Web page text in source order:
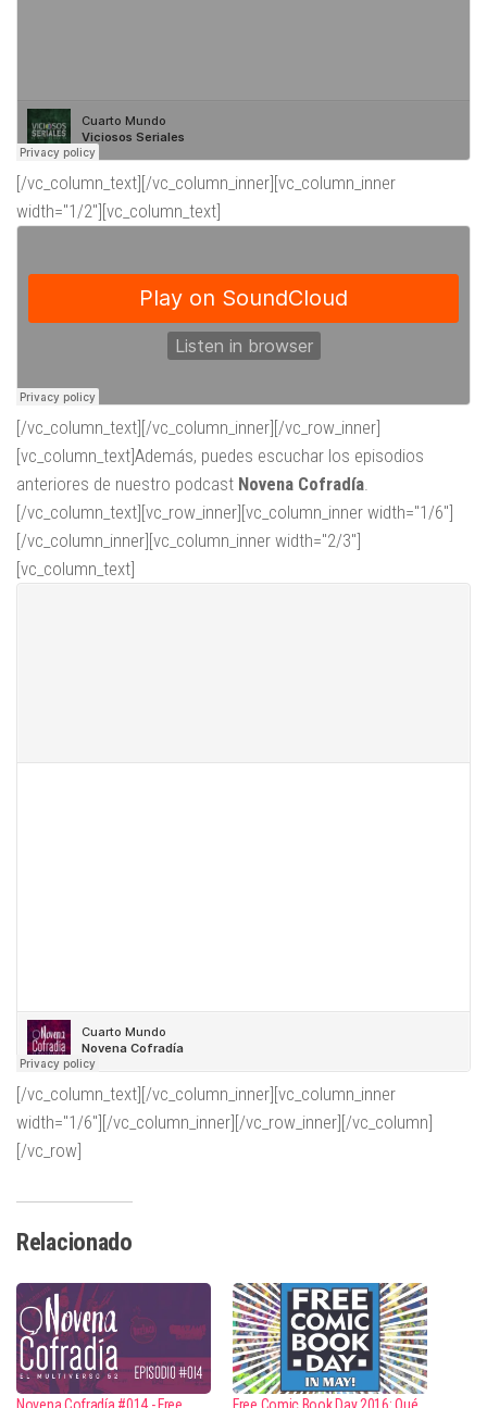
[/vc_column_text][/vc_column_inner][vc_column_inner
width="1/2"][vc_column_text]
[/vc_column_text][/vc_column_inner][/vc_row_inner]
[vc_column_text]Además, puedes escuchar los episodios
anteriores de nuestro podcast Novena Cofradía.
[/vc_column_text][vc_row_inner][vc_column_inner width="1/6"]
[/vc_column_inner][vc_column_inner width="2/3"]
[vc_column_text]
[/vc_column_text][/vc_column_inner][vc_column_inner
width="1/6"][/vc_column_inner][/vc_row_inner][/vc_column]
[/vc_row]
Relacionado
Novena Cofradía #014 - Free Free Comic Book Day 2016: Qué